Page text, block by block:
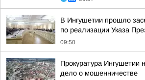
В Ингушетии прошло
по реализации Указа
09:50
Прокуратура Ингушетии
дело о мошенничестве